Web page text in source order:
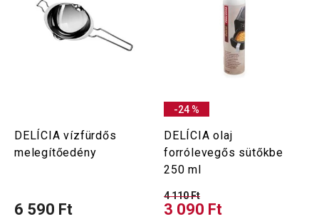
DELÍCIA vízfürdős
melegítőedény
6 590 Ft
-24 %
DELÍCIA olaj
forrólevegős sütőkbe
250 ml
4 110 Ft
3 090 Ft